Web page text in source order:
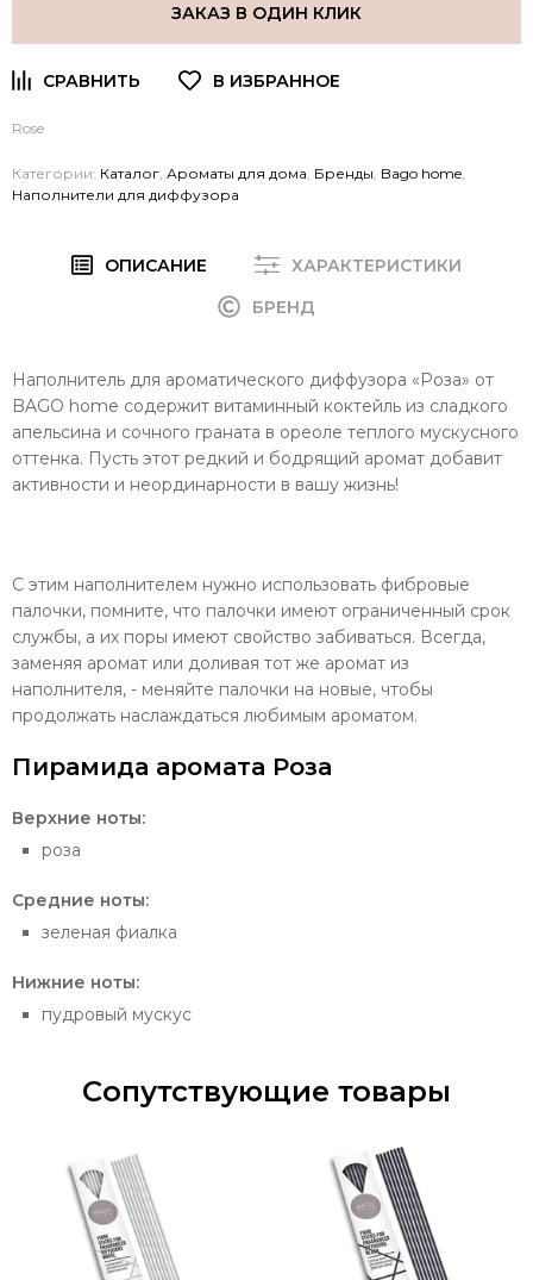
ЗАКАЗ В ОДИН КЛИК
Rose
Категории: Каталог Ароматы для дома Бренды Bago home
Наполнители для диффузора
ОПИСАНИЕ
ХАРАКТЕРИСТИКИ
БРЕНД
Наполнитель для ароматического диффузора «Роза» от
BAGO home содержит витаминный коктейль из сладкого
апельсина и сочного граната в ореоле теплого мускусного
оттенка. Пусть этот редкий и бодрящий аромат добавит
активности и неординарности в вашу жизнь!
С этим наполнителем нужно использовать фибровые
палочки, помните, что палочки имеют ограниченный срок
службы, а их поры имеют свойство забиваться. Всегда,
заменяя аромат или доливая тот же аромат из
наполнителя, - меняйте палочки на новые, чтобы
продолжать наслаждаться любимым ароматом.
Пирамида аромата Роза
Верхние ноты:
роза
Средние ноты:
зеленая фиалка
Нижние ноты:
пудровый мускус
Сопутствующие товары